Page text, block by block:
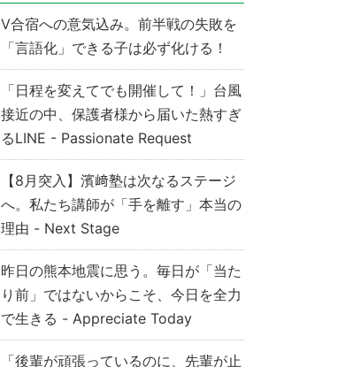
V合宿への意気込み。前半戦の失敗を
「言語化」できる子は必ず化ける！
「日程を変えてでも開催して！」台風
接近の中、保護者様から届いた熱すぎ
るLINE - Passionate Request
【8月突入】濱﨑塾は次なるステージ
へ。私たち講師が「手を離す」本当の
理由 - Next Stage
昨日の熊本地震に思う。毎日が「当た
り前」ではないからこそ、今日を全力
で生きる - Appreciate Today
「後輩が頑張っているのに、先輩が止